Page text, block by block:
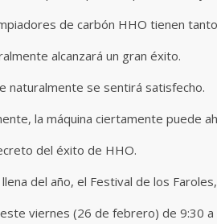
de carbón HHO tienen
alcanzará un gran éxito.
naturalmente se sentirá satisfecho.
la máquina ciertamente puede
del éxito de HHO.
del año, el Festival de los
viernes (26 de febrero) de 9:30